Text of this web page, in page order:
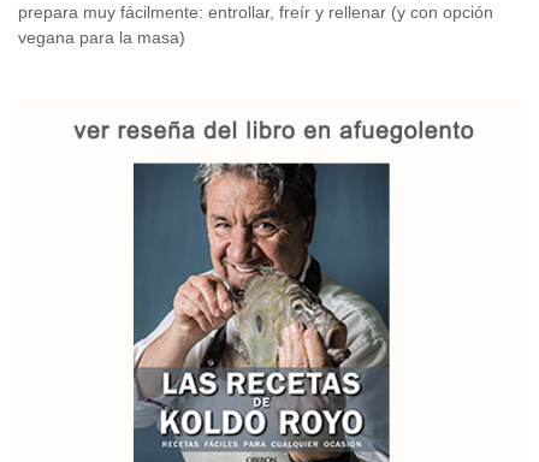
prepara muy fácilmente: entrollar, freír y rellenar (y con opción
vegana para la masa)